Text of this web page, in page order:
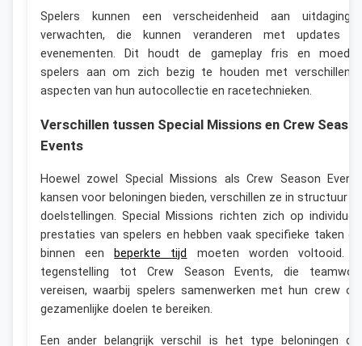
Spelers kunnen een verscheidenheid aan
verwachten, die kunnen veranderen met updates
evenementen. Dit houdt de gameplay fris en
spelers aan om zich bezig te houden met
aspecten van hun autocollectie en racetechnieken.
Verschillen tussen Special Missions en Crew
Events
Hoewel zowel Special Missions als Crew Season
kansen voor beloningen bieden, verschillen ze in structuur
doelstellingen. Special Missions richten zich op
prestaties van spelers en hebben vaak specifieke taken
binnen een
beperkte tijd
moeten worden voltooid.
tegenstelling tot Crew Season Events, die
vereisen, waarbij spelers samenwerken met hun crew
gezamenlijke doelen te bereiken.
Een ander belangrijk verschil is het type beloningen